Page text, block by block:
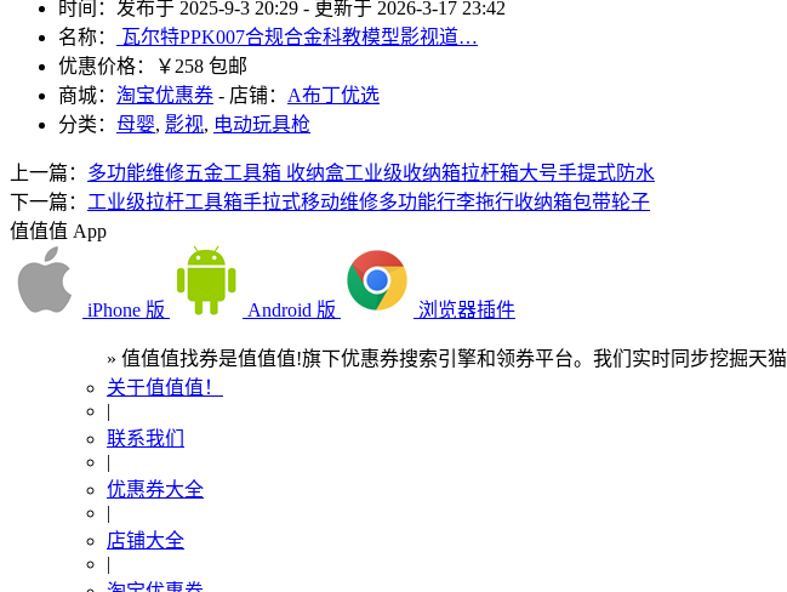
时间：发布于 2025-9-3 20:29 - 更新于 2026-3-17 23:42
名称：
瓦尔特PPK007合规合金科教模型影视道…
优惠价格：
￥258 包邮
商城： 淘宝优惠券 - 店铺： A布丁优选
分类： 母婴, 影视, 电动玩具枪
上一篇： 多功能维修五金工具箱 收纳盒工业级收纳箱拉杆箱大号手提式防水
下一篇： 工业级拉杆工具箱手拉式移动维修多功能行李拖行收纳箱包带轮子
值值值 App
iPhone 版 Android 版 浏览器插件
» 值值值找券是值值值!旗下优惠券搜索引擎和领券平台。我们实时同步挖掘天
关于值值值！
|
联系我们
|
优惠券大全
|
店铺大全
|